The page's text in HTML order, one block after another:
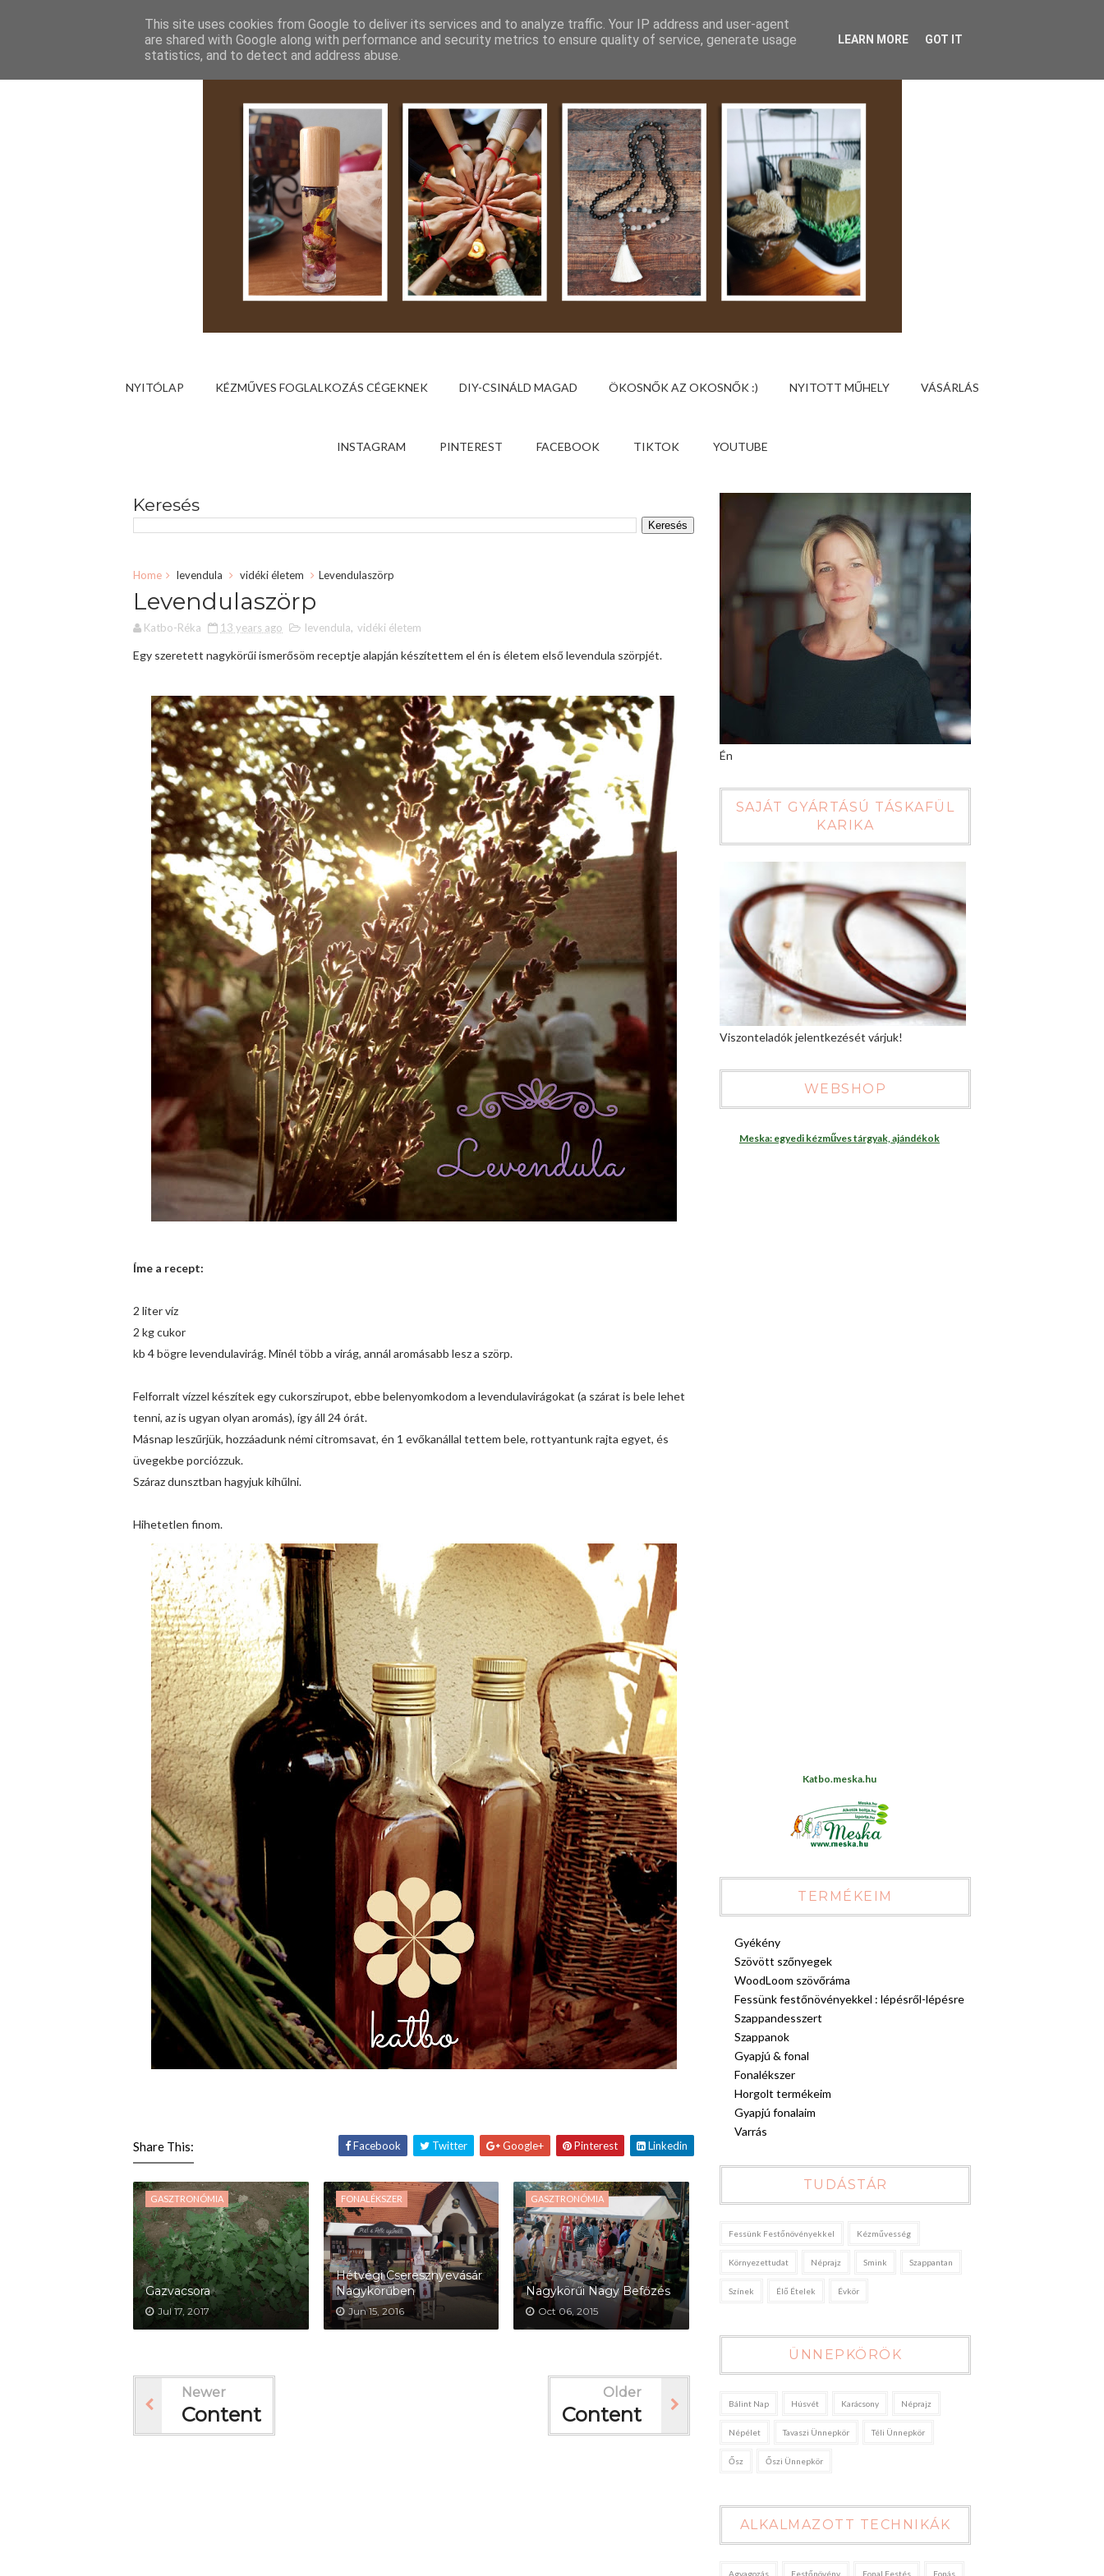
NYITÓLAP KÉZMŰVES FOGLALKOZÁS CÉGEKNEK DIY-CSINÁLD MAGAD ÖKOSNŐK AZ OKOSNŐK :) NYITOTT MŰHELY VÁSÁRLÁS
INSTAGRAM PINTEREST FACEBOOK TIKTOK YOUTUBE
Keresés
Home levendula vidéki életem Levendulaszörp
Levendulaszörp
Katbo-Réka 13 years ago levendula, vidéki életem
Egy szeretett nagykörűi ismerősöm receptje alapján készítettem el én is életem első levendula szörpjét.
Íme a recept:
2 liter víz
2 kg cukor
kb 4 bögre levendulavirág. Minél több a virág, annál aromásabb lesz a szörp.
Felforralt vízzel készítek egy cukorszirupot, ebbe belenyomkodom a levendulavirágokat (a szárat is bele lehet
tenni, az is ugyan olyan aromás), így áll 24 órát.
Másnap leszűrjük, hozzáadunk némi citromsavat, én 1 evőkanállal tettem bele, rottyantunk rajta egyet, és
üvegekbe porciózzuk.
Száraz dunsztban hagyjuk kihűlni.
Hihetetlen finom.
Share This: Facebook Twitter Google+ Pinterest Linkedin
GASZTRONÓMIA
Gazvacsora
Jul 17, 2017
FONALÉKSZER
Hétvégi Cseresznyevásár
Nagykörűben
Jun 15, 2016
GASZTRONÓMIA
Nagykörűi Nagy Befőzés
Oct 06, 2015
Newer
Content
Older
Content
Én
SAJÁT GYÁRTÁSÚ TÁSKAFÜL
KARIKA
Viszonteladók jelentkezését várjuk!
WEBSHOP
Meska: egyedi kézműves tárgyak, ajándékok
Katbo.meska.hu
TERMÉKEIM
Gyékény
Szövött szőnyegek
WoodLoom szövőráma
Fessünk festőnövényekkel : lépésről-lépésre
Szappandesszert
Szappanok
Gyapjú & fonal
Fonalékszer
Horgolt termékeim
Gyapjú fonalaim
Varrás
TUDÁSTÁR
Fessünk Festőnövényekkel Kézművesség
Környezettudat Néprajz Smink Szappantan
Színek Élő Ételek Évkör
ÜNNEPKÖRÖK
Bálint Nap Húsvét Karácsony Néprajz
Népélet Tavaszi Ünnepkör Téli Ünnepkör
Ősz Őszi Ünnepkör
ALKALMAZOTT TECHNIKÁK
Agyagozás Festőnövény Fonal Festés Fonás
This site uses cookies from Google to deliver its services and to analyze traffic. Your IP address and user-agent
are shared with Google along with performance and security metrics to ensure quality of service, generate usage
statistics, and to detect and address abuse.
LEARN MORE GOT IT